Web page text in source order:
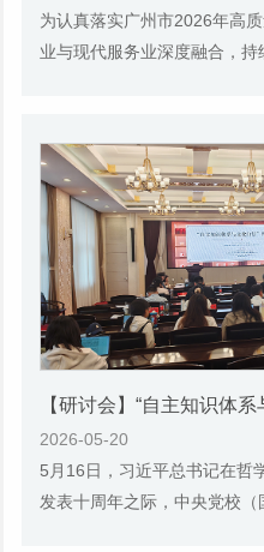
为认真落实广州市2026年高
业与现代服务业深度融合，
2026-05-20
5月16日，习近平总书记在哲
发表十周年之际，中央党校